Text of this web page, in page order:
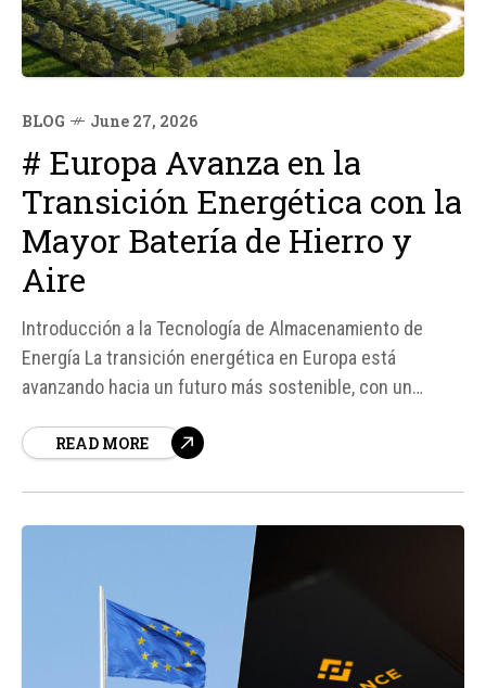
BLOG June 27, 2026
# Europa Avanza en la
Transición Energética con la
Mayor Batería de Hierro y
Aire
Introducción a la Tecnología de Almacenamiento de
Energía La transición energética en Europa está
avanzando hacia un futuro más sostenible, con un
limpia. Un aspecto crucial de esta transición es la
READ MORE